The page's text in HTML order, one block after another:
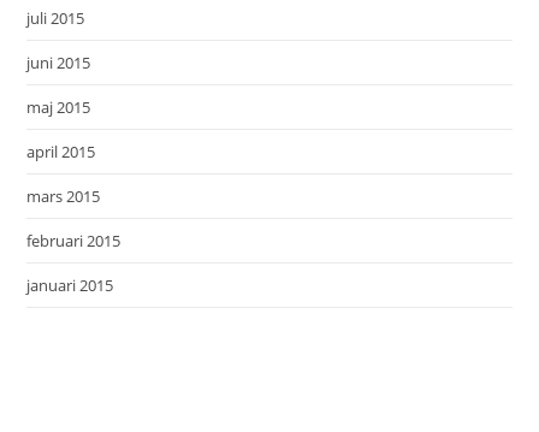
juli 2015
juni 2015
maj 2015
april 2015
mars 2015
februari 2015
januari 2015